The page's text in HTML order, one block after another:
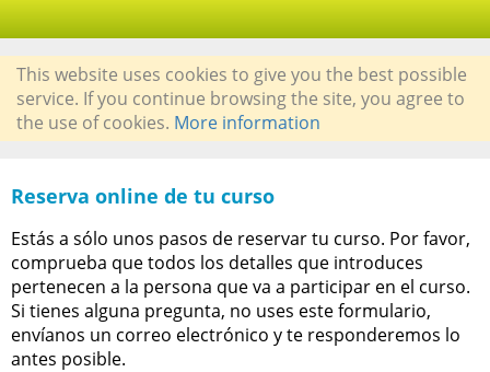
This website uses cookies to give you the best possible
service. If you continue browsing the site, you agree to
the use of cookies. More information
Reserva online de tu curso
Estás a sólo unos pasos de reservar tu curso. Por favor,
comprueba que todos los detalles que introduces
pertenecen a la persona que va a participar en el curso.
Si tienes alguna pregunta, no uses este formulario,
envíanos un correo electrónico y te responderemos lo
antes posible.